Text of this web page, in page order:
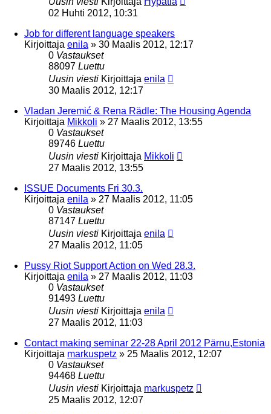
02 Huhti 2012, 10:31
Job for different language speakers
Kirjoittaja enila » 30 Maalis 2012, 12:17
0 Vastaukset
88097 Luettu
Uusin viesti Kirjoittaja enila
30 Maalis 2012, 12:17
Vladan Jeremić & Rena Rädle: The Housing Agenda
Kirjoittaja Mikkoli » 27 Maalis 2012, 13:55
0 Vastaukset
89746 Luettu
Uusin viesti Kirjoittaja Mikkoli
27 Maalis 2012, 13:55
ISSUE Documents Fri 30.3.
Kirjoittaja enila » 27 Maalis 2012, 11:05
0 Vastaukset
87147 Luettu
Uusin viesti Kirjoittaja enila
27 Maalis 2012, 11:05
Pussy Riot Support Action on Wed 28.3.
Kirjoittaja enila » 27 Maalis 2012, 11:03
0 Vastaukset
91493 Luettu
Uusin viesti Kirjoittaja enila
27 Maalis 2012, 11:03
Contact making seminar 22-28 April 2012 Pärnu,Estonia
Kirjoittaja markuspetz » 25 Maalis 2012, 12:07
0 Vastaukset
94468 Luettu
Uusin viesti Kirjoittaja markuspetz
25 Maalis 2012, 12:07